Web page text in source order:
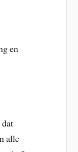
en
alle